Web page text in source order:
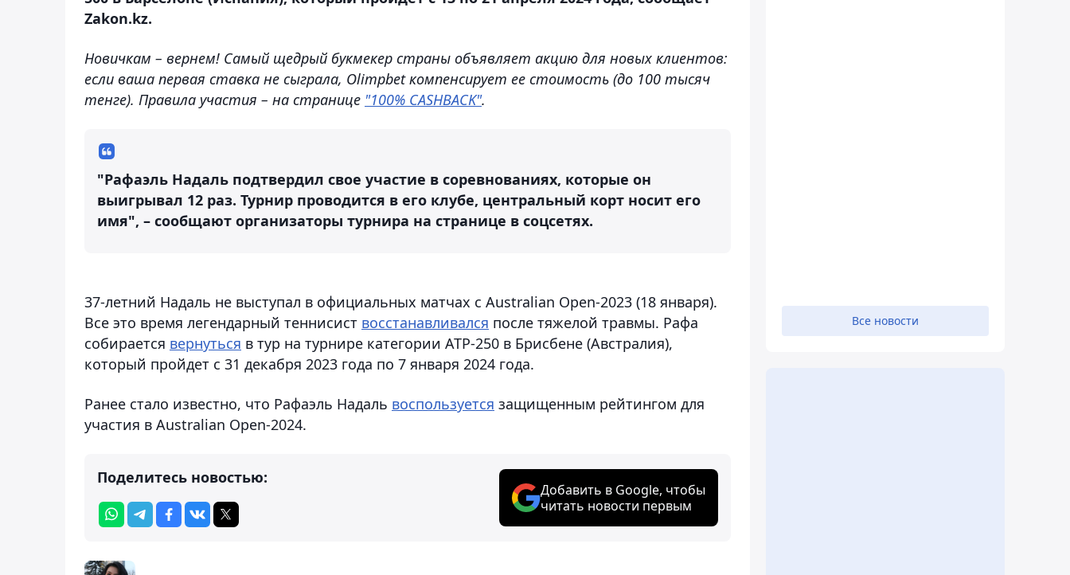
Zakon.kz.
Новичкам – вернем! Самый щедрый букмекер страны объявляет акцию для новых клиентов:
если ваша первая ставка не сыграла, Olimpbet компенсирует ее стоимость (до 100 тысяч
тенге). Правила участия – на странице "100% CASHBACK".
"Рафаэль Надаль подтвердил свое участие в соревнованиях, которые он
выигрывал 12 раз. Турнир проводится в его клубе, центральный корт носит его
имя", – сообщают организаторы турнира на странице в соцсетях.
37-летний Надаль не выступал в официальных матчах с Australian Open-2023 (18 января).
Все это время легендарный теннисист восстанавливался после тяжелой травмы. Рафа
собирается вернуться в тур на турнире категории ATP-250 в Брисбене (Австралия),
который пройдет с 31 декабря 2023 года по 7 января 2024 года.
Ранее стало известно, что Рафаэль Надаль воспользуется защищенным рейтингом для
участия в Australian Open-2024.
Поделитесь новостью:
Добавить в Google, чтобы
читать новости первым
Все новости